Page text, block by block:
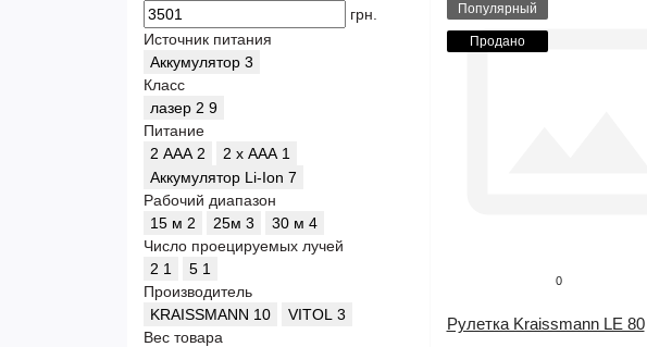
грн.
Источник питания
Аккумулятор 3
Класс
лазер 2 9
Питание
2 ААА 2 2 х ААА 1
Аккумулятор Li-Ion 7
Рабочий диапазон
15 м 2 25м 3 30 м 4
Число проецируемых лучей
2 1 5 1
Производитель
KRAISSMANN 10 VITOL 3
Вес товара
Популярный
Продано
0
Рулетка Kraissmann LE 80